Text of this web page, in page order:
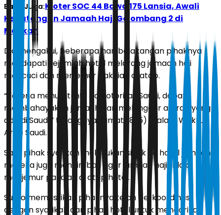
Baca Juga:Kloter SOC 44 Bawa 175 Lansia, Awali
Kedatangan Jamaah Haji Gelombang 2 di
Makkah
Dia mengakui, beberapa hari belakangan pihaknya
mendapati sejumlah hotel melarang jamaah haji
mencuci dan menjemur pakaian di atap.
“Karena menurut Info dari otoritas Saudi, dapat
membahayakan jamaah dan melanggar aturan yang
ada di Saudi,” terangnya Jumat (8/5) malam Waktu
Arab Saudi.
Saat pihak syarikah melakukan sidak ke hotel jamaah,
mereka juga mengimbau agar jamaah haji tidak
menjemur pakaian di atap hotel.
Suryo memastikan pihaknya telah berkoordinasi
dengan syarikah dan pihak hotel untuk mencarikan